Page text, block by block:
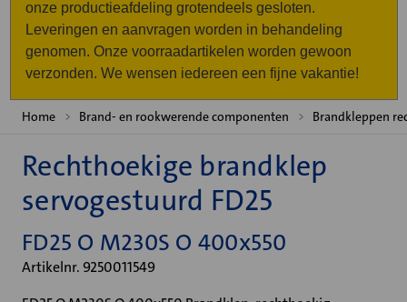
onze productieafdeling grotendeels gesloten.
Leveringen en aanvragen worden in behandeling
genomen. Onze voorraadartikelen worden gewoon
verzonden. We wensen iedereen een fijne vakantie!
Home Brand- en rookwerende componenten Brandkleppen
Rechthoekige brandklep
servogestuurd FD25
FD25 O M230S O 400x550
Artikelnr. 9250011549